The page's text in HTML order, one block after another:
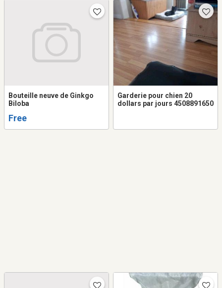
Bouteille neuve de Ginkgo
Biloba
Free
Garderie pour chien 20
dollars par jours 4508891650